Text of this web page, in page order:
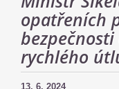
opatřeních
rychlého
13. 6. 2024